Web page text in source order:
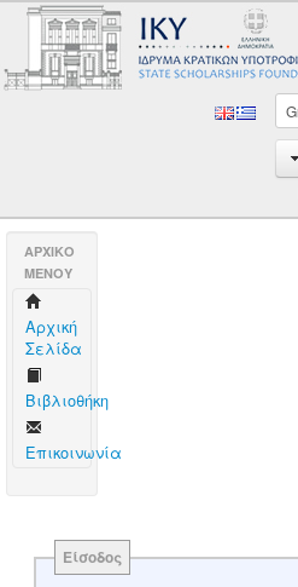
AΡΧΙΚΟ
ΜΕΝΟΥ
Aρχική
Σελίδα
Βιβλιοθήκη
Επικοινωνία
Είσοδος